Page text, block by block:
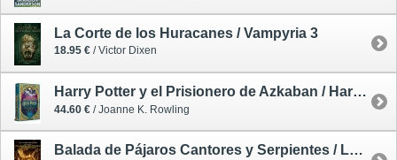
La Corte de los Huracanes / Vampyria 3
18.95 € / Victor Dixen
Harry Potter y el Prisionero de Azkaban / Harry Potter 3 - edición Minalima
44.60 € / Joanne K. Rowling
Balada de Pájaros Cantores y Serpientes / Los Juegos del Hambre. Precuela - edición película